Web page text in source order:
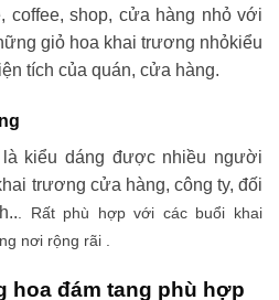
coffee, shop, cửa hàng nhỏ với
giỏ hoa khai trương nhỏkiểu
tích của quán, cửa hàng.
kiểu dáng được nhiều người
trương cửa hàng, công ty, đối
. Rất phù hợp với các buổi khai
nơi rộng rãi .
hoa đám tang phù hợp